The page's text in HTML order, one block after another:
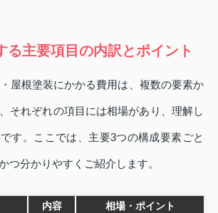
る主要項目の内訳とポイント
屋根塗装にかかる費用は、複数の要素か
それぞれの項目には相場があり、理解し
す。ここでは、主要3つの構成要素ごと
つ分かりやすくご紹介します。
内容 相場・ポイント